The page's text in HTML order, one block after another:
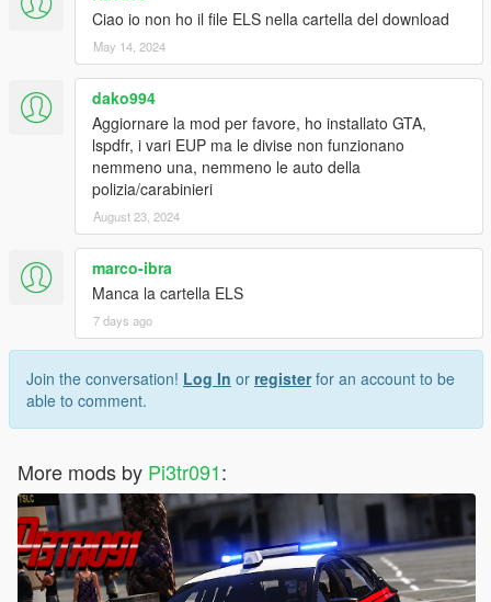
Ciao io non ho il file ELS nella cartella del download
May 14, 2024
dako994
Aggiornare la mod per favore, ho installato GTA,
lspdfr, i vari EUP ma le divise non funzionano
nemmeno una, nemmeno le auto della
polizia/carabinieri
August 23, 2024
marco-ibra
Manca la cartella ELS
7 days ago
Join the conversation! Log In or registerfor an account to be
able to comment.
More mods by Pi3tr091: